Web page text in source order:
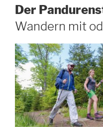
Der
Wandern mit